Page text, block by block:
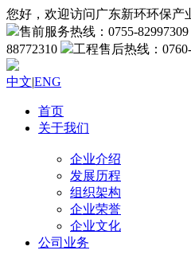
您好，欢迎访问广东新环环保产
售前服务热线：0755-82997309
88772310
工程售后热线：
中文|ENG
首页
关于我们
企业介绍
发展历程
组织架构
企业荣誉
企业文化
公司业务